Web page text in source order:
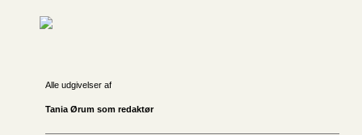
Alle udgivelser af
Tania Ørum som redaktør